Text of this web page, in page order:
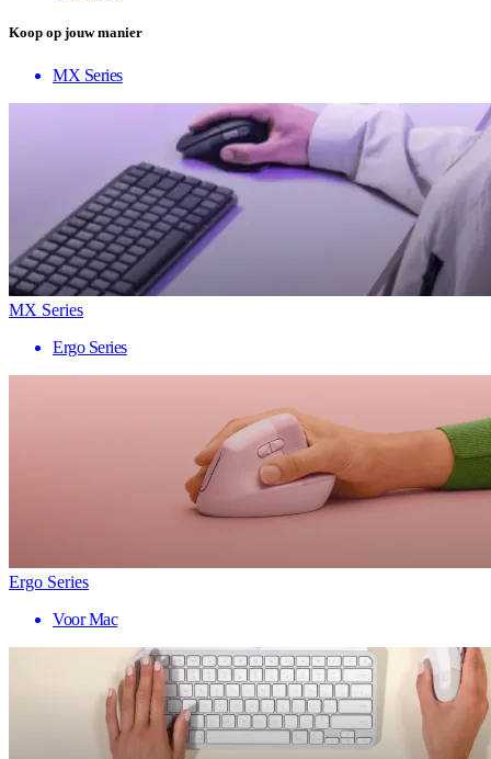
Koop op jouw manier
MX Series
MX Series
Ergo Series
Ergo Series
Voor Mac